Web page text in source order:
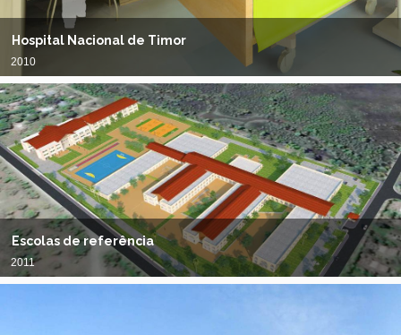
Hospital Nacional de Timor
2010
Escolas de referência
2011